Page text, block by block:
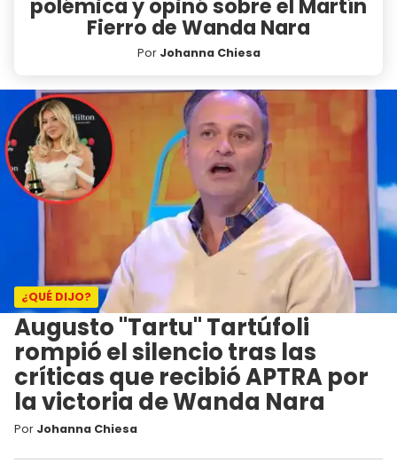
polémica y opinó sobre el Martín
Fierro de Wanda Nara
Por Johanna Chiesa
¿QUÉ DIJO?
Augusto "Tartu" Tartúfoli
rompió el silencio tras las
críticas que recibió APTRA por
la victoria de Wanda Nara
Por Johanna Chiesa